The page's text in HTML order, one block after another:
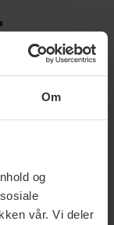
Om
og
vår. Vi deler
for å støtte
nær seng,
i høyden.